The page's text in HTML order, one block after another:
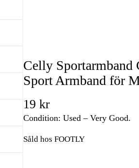
Celly Sportarmband
Sport Armband för
19 kr
Condition: Used – Very Good.
Såld hos FOOTLY